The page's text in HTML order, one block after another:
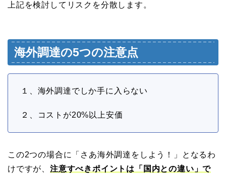
上記を検討してリスクを分散します。
海外調達の5つの注意点
１、海外調達でしか手に入らない
２、コストが20%以上安価
この2つの場合に「さあ海外調達をしよう！」となるわ
けですが、 注意すべきポイントは「国内との違い」で